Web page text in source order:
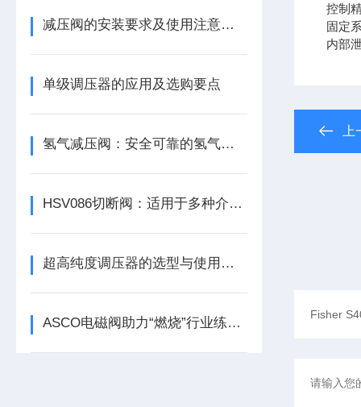
减压阀的安装要求及使用注意事项
单级调压器的应用及选购要点
氢气减压阀：安全可靠的氢气控制设备
HSV086切断阀：适用于多种介质的高效切断解决方案，保障工业生产安全
超高纯度调压器的选型与使用注意事项
ASCO电磁阀助力“燃烧”行业练好内功
控制
固定
内部